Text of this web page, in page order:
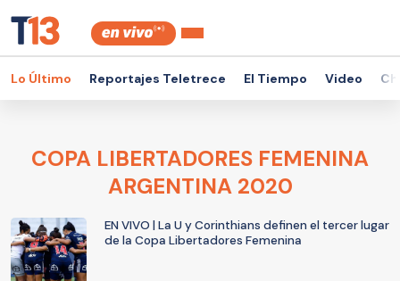
Lo Último Reportajes Teletrece El Tiempo Video
COPA LIBERTADORES FEMENINA
ARGENTINA 2020
EN VIVO | La U y Corinthians definen el tercer lugar
de la Copa Libertadores Femenina